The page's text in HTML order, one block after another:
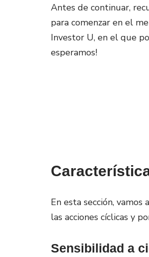
Antes de continuar,
para comenzar en el
Investor U, en el que
esperamos!
En esta sección,
las acciones cíclicas y
Sensibilidad a